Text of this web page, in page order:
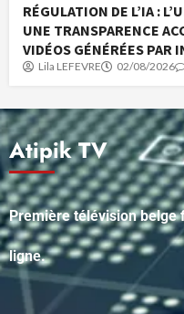
RÉGULATION DE L’IA :
UNE TRANSPARENCE
VIDÉOS GÉNÉRÉES PAR
Lila LEFEVRE 02/08/2026
Atipik TV
Première télévision belge
ligne.